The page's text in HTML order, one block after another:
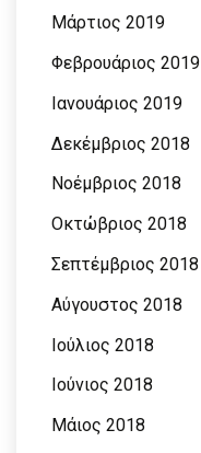
Μάρτιος 2019
Φεβρουάριος 2019
Ιανουάριος 2019
Δεκέμβριος 2018
Νοέμβριος 2018
Οκτώβριος 2018
Σεπτέμβριος 2018
Αύγουστος 2018
Ιούλιος 2018
Ιούνιος 2018
Μάιος 2018